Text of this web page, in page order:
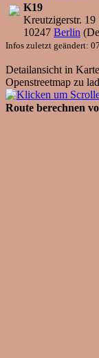
K19
Kreutzigerstr. 19
10247 Berlin (
Infos zuletzt geändert:
Detailansicht in
Openstreetmap zu
Route berechnen